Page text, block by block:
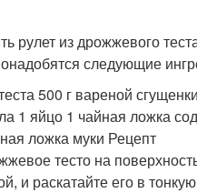
рулет из дрожжевого
следующие
500 г вареной
1 яйцо 1 чайная ложка
ложка муки Рецепт
тесто на
и раскатайте его в